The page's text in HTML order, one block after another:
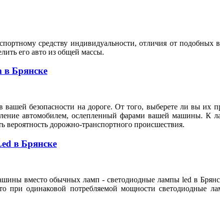
средству индивидуальности, отличия от
его авто из общей массы.
Брянске
безопасности на дороге. От того, выберете ли вы их
автомобилем, ослепленный фарами вашей машины. К
вероятность дорожно-транспортного происшествия.
в Брянске
вместо обычных ламп - светодиодные лампы led в
при одинаковой потребляемой мощности